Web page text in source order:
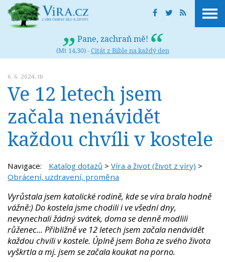
Pane, zachraň mě!
(Mt 14,30) -Citát z Bible na každý den
6. 6. 2024, tb
Ve 12 letech jsem
začala nenávidět
každou chvíli v kostele
Navigace: Katalog dotazů > Víra a život (život z víry) >
Obrácení, uzdravení, proměna
Vyrůstala jsem katolické rodině, kde se víra brala hodně
vážně:) Do kostela jsme chodili i ve všední dny,
nevynechali žádný svátek, doma se denně modlili
růženec... Přibližně ve 12 letech jsem začala nenávidět
každou chvíli v kostele. Úplně jsem Boha ze svého života
vyškrtla a mj. jsem se začala koukat na porno.